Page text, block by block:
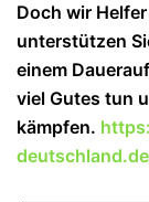
Doch wir
unterstützen
einem
viel Gutes tun
kämpfen.